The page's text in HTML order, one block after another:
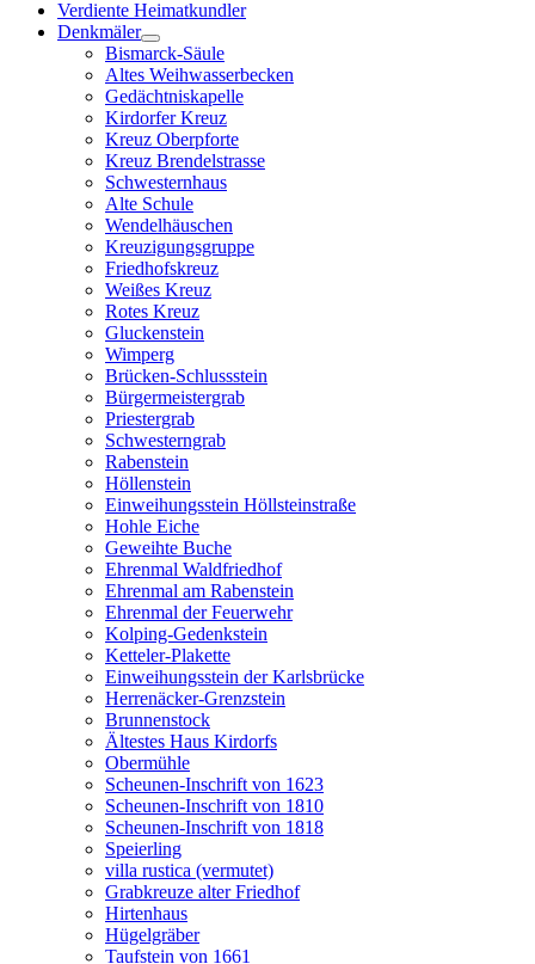
Verdiente Heimatkundler
Denkmäler
Bismarck-Säule
Altes Weihwasserbecken
Gedächtniskapelle
Kirdorfer Kreuz
Kreuz Oberpforte
Kreuz Brendelstrasse
Schwesternhaus
Alte Schule
Wendelhäuschen
Kreuzigungsgruppe
Friedhofskreuz
Weißes Kreuz
Rotes Kreuz
Gluckenstein
Wimperg
Brücken-Schlussstein
Bürgermeistergrab
Priestergrab
Schwesterngrab
Rabenstein
Höllenstein
Einweihungsstein Höllsteinstraße
Hohle Eiche
Geweihte Buche
Ehrenmal Waldfriedhof
Ehrenmal am Rabenstein
Ehrenmal der Feuerwehr
Kolping-Gedenkstein
Ketteler-Plakette
Einweihungsstein der Karlsbrücke
Herrenäcker-Grenzstein
Brunnenstock
Ältestes Haus Kirdorfs
Obermühle
Scheunen-Inschrift von 1623
Scheunen-Inschrift von 1810
Scheunen-Inschrift von 1818
Speierling
villa rustica (vermutet)
Grabkreuze alter Friedhof
Hirtenhaus
Hügelgräber
Taufstein von 1661